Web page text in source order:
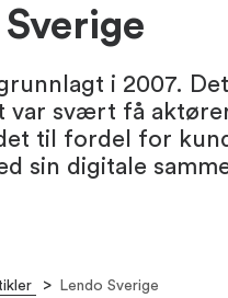
i 2007.
var svært få
til fordel for
sin digitale
Lendo Sverige